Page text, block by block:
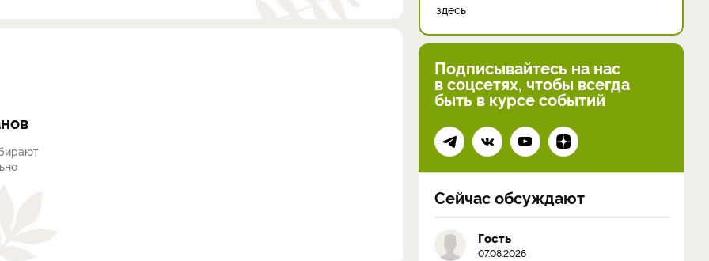
здесь
Подписывайтесь на нас
в соцсетях, чтобы всегда
быть в курсе событий
Сейчас обсуждают
Гость
07.08.2026